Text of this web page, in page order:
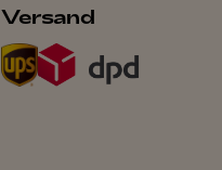
Versand